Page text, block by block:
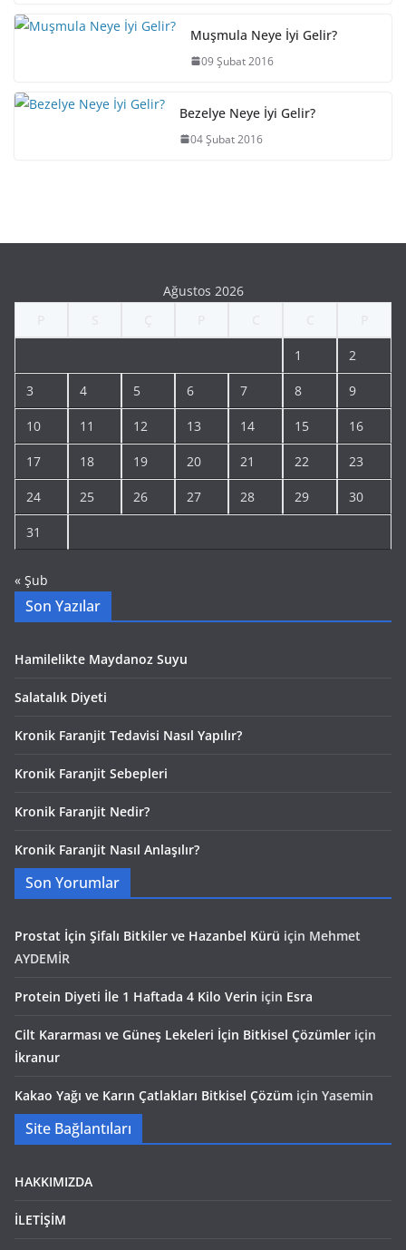
Muşmula Neye İyi Gelir?
09 Şubat 2016
Bezelye Neye İyi Gelir?
04 Şubat 2016
Ağustos 2026
1 2
3 4 5 6 7 8 9
10 11 12 13 14 15 16
17 18 19 20 21 22 23
24 25 26 27 28 29 30
31
« Şub
Son Yazılar
Hamilelikte Maydanoz Suyu
Salatalık Diyeti
Kronik Faranjit Tedavisi Nasıl Yapılır?
Kronik Faranjit Sebepleri
Kronik Faranjit Nedir?
Kronik Faranjit Nasıl Anlaşılır?
Son Yorumlar
Prostat İçin Şifalı Bitkiler ve Hazanbel Kürü için Mehmet
AYDEMİR
Protein Diyeti İle 1 Haftada 4 Kilo Verin için Esra
Cilt Kararması ve Güneş Lekeleri İçin Bitkisel Çözümler için
İkranur
Kakao Yağı ve Karın Çatlakları Bitkisel Çözüm için Yasemin
Site Bağlantıları
HAKKIMIZDA
İLETİŞİM